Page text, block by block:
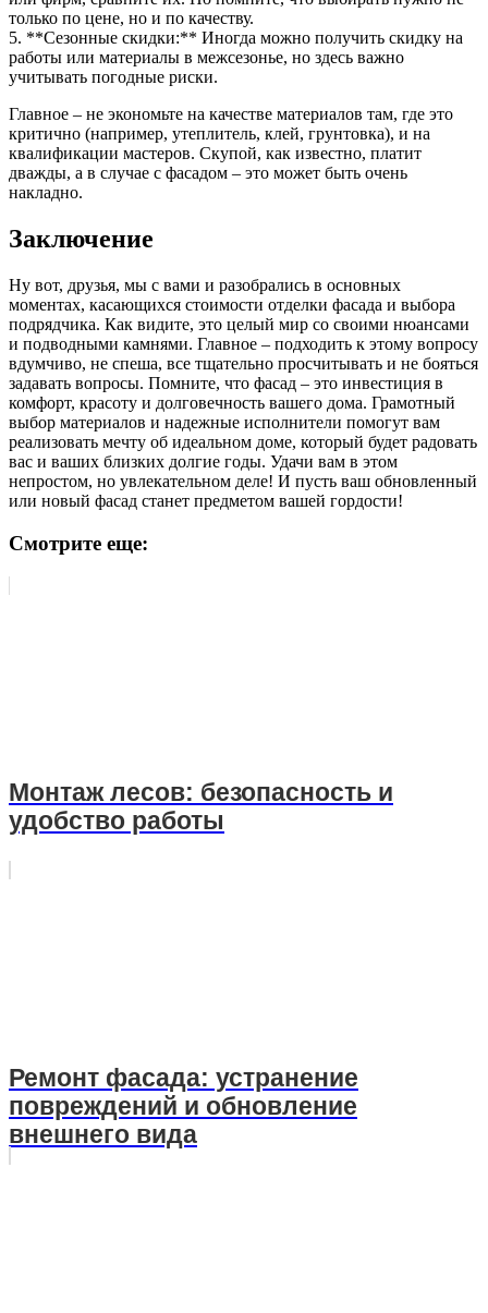
только по цене, но и по качеству.
5. **Сезонные скидки:** Иногда можно получить скидку на
работы или материалы в межсезонье, но здесь важно
учитывать погодные риски.
Главное – не экономьте на качестве материалов там, где это
критично (например, утеплитель, клей, грунтовка), и на
квалификации мастеров. Скупой, как известно, платит
дважды, а в случае с фасадом – это может быть очень
накладно.
Заключение
Ну вот, друзья, мы с вами и разобрались в основных
моментах, касающихся стоимости отделки фасада и выбора
подрядчика. Как видите, это целый мир со своими нюансами
и подводными камнями. Главное – подходить к этому вопросу
вдумчиво, не спеша, все тщательно просчитывать и не бояться
задавать вопросы. Помните, что фасад – это инвестиция в
комфорт, красоту и долговечность вашего дома. Грамотный
выбор материалов и надежные исполнители помогут вам
реализовать мечту об идеальном доме, который будет радовать
вас и ваших близких долгие годы. Удачи вам в этом
непростом, но увлекательном деле! И пусть ваш обновленный
или новый фасад станет предметом вашей гордости!
Смотрите еще:
Монтаж лесов: безопасность и
удобство работы
Ремонт фасада: устранение
повреждений и обновление
внешнего вида